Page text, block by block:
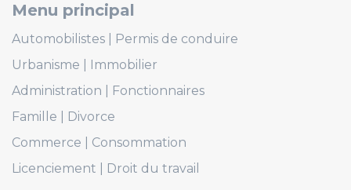
Menu principal
Automobilistes
Permis de conduire
Urbanisme
Immobilier
Administration
Fonctionnaires
Famille
Divorce
Commerce
Consommation
Licenciement
Droit du travail